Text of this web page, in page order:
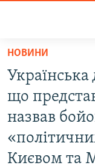
Перейти
основного
матеріалу
до
основної
навігації
ВОДА.КРИМ
ВІДЕО ТА ФОТО
ПОЛІТИКА
БЛОГИ
НОВИНИ
що
назвав
Києвом та